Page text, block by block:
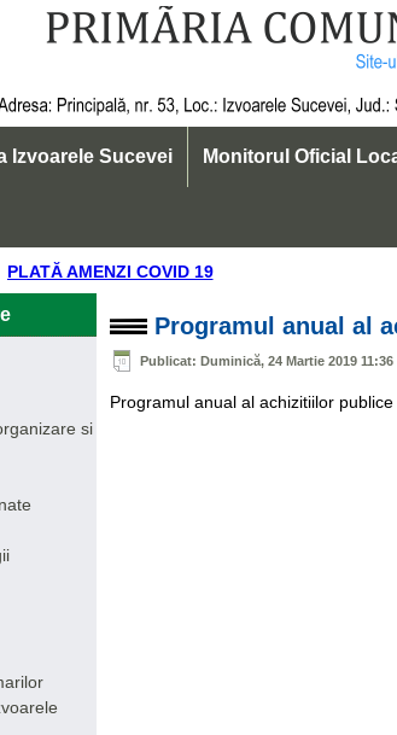
Izvoarele Sucevei Monitorul Oficial
PLATĂ AMENZI COVID 19
si
Programul anual al
Publicat: Duminică, 24 Martie 2019 11:36
Programul anual al achizitiilor publice